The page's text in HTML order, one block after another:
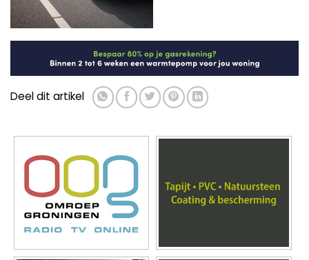
Deel dit artikel